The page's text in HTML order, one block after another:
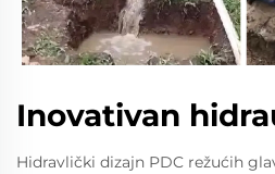
Inovativan
Hidravlički dizajn PDC režućih